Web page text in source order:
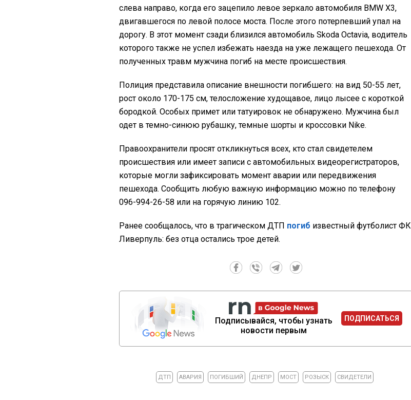
слева направо, когда его зацепило левое зеркало автомобиля BMW X3,
двигавшегося по левой полосе моста. После этого потерпевший упал на
дорогу. В этот момент сзади близился автомобиль Skoda Octavia, водитель
которого также не успел избежать наезда на уже лежащего пешехода. От
полученных травм мужчина погиб на месте происшествия.
Полиция представила описание внешности погибшего: на вид 50-55 лет,
рост около 170-175 см, телосложение худощавое, лицо лысее с короткой
бородкой. Особых примет или татуировок не обнаружено. Мужчина был
одет в темно-синюю рубашку, темные шорты и кроссовки Nike.
Правоохранители просят откликнуться всех, кто стал свидетелем
происшествия или имеет записи с автомобильных видеорегистраторов,
которые могли зафиксировать момент аварии или передвижения
пешехода. Сообщить любую важную информацию можно по телефону
096-994-26-58 или на горячую линию 102.
Ранее сообщалось, что в трагическом ДТП погиб известный футболист ФК
Ливерпуль: без отца остались трое детей.
Подписывайся, чтобы узнать
новости первым
ПОДПИСАТЬСЯ
ДТП АВАРИЯ ПОГИБШИЙ ДНЕПР МОСТ РОЗЫСК СВИДЕТЕЛИ